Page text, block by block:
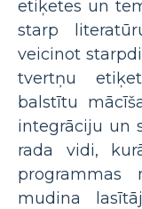
etiķetes un
starp
veicinot
tvertņu
balstītu
integrāciju un
rada vidi,
programmas
mudina